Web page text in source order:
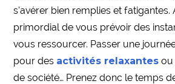
s’avérer bien remplies et fatigantes.
primordial de vous prévoir des
vous ressourcer. Passer une
pour des activités relaxantes ou
de société… Prenez donc le temps